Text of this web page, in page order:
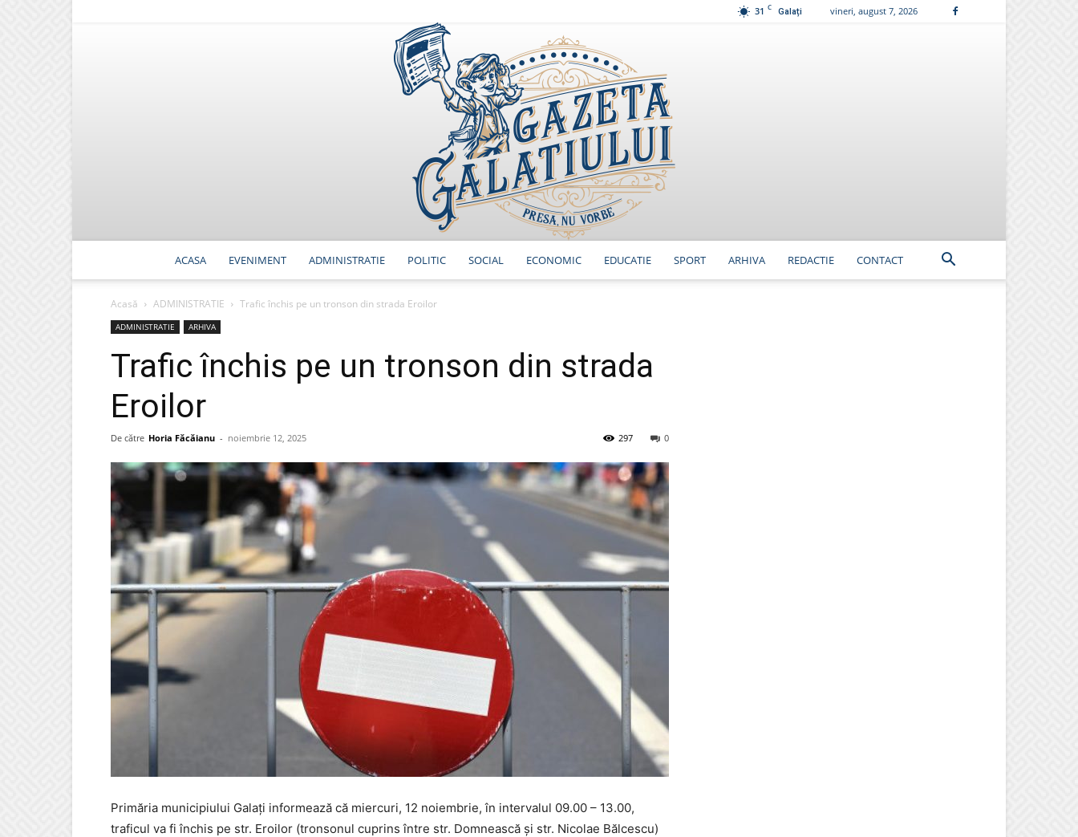
31 C Galați vineri, august 7, 2026
ACASA EVENIMENT ADMINISTRATIE POLITIC SOCIAL ECONOMIC EDUCATIE SPORT ARHIVA REDACTIE CONTACT
Acasă ADMINISTRATIE Trafic închis pe un tronson din strada Eroilor
ADMINISTRATIE ARHIVA
Trafic închis pe un tronson din strada
Eroilor
De către Horia Făcăianu - noiembrie 12, 2025 0
297
Primăria municipiului Galați informează că miercuri, 12 noiembrie, în intervalul 09.00 – 13.00,
traficul va fi închis pe str. Eroilor (tronsonul cuprins între str. Domnească și str. Nicolae Bălcescu)